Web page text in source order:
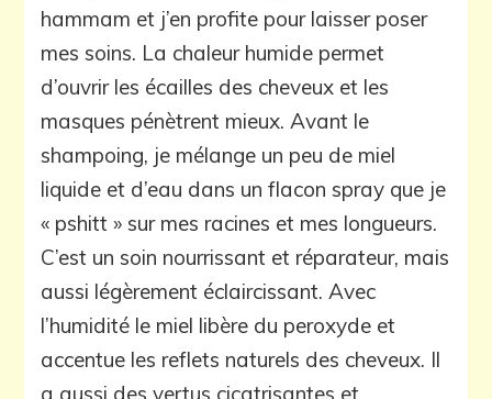
hammam et j’en profite pour laisser poser
mes soins. La chaleur humide permet
d’ouvrir les écailles des cheveux et les
masques pénètrent mieux. Avant le
shampoing, je mélange un peu de miel
liquide et d’eau dans un flacon spray que je
« pshitt » sur mes racines et mes longueurs.
C’est un soin nourrissant et réparateur, mais
aussi légèrement éclaircissant. Avec
l’humidité le miel libère du peroxyde et
accentue les reflets naturels des cheveux. Il
a aussi des vertus cicatrisantes et